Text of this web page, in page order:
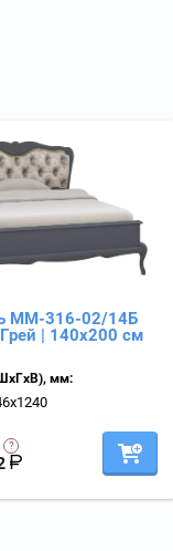
ММ-316-02/14Б
| 140х200 см
мм: